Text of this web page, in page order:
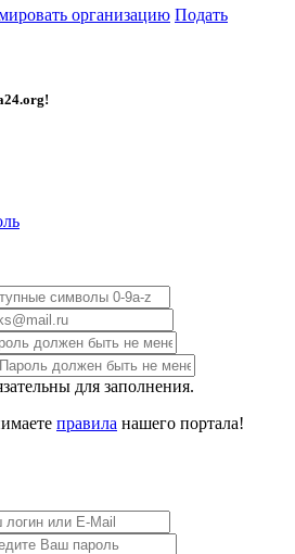
организацию Подать
!
для заполнения.
правила нашего портала!